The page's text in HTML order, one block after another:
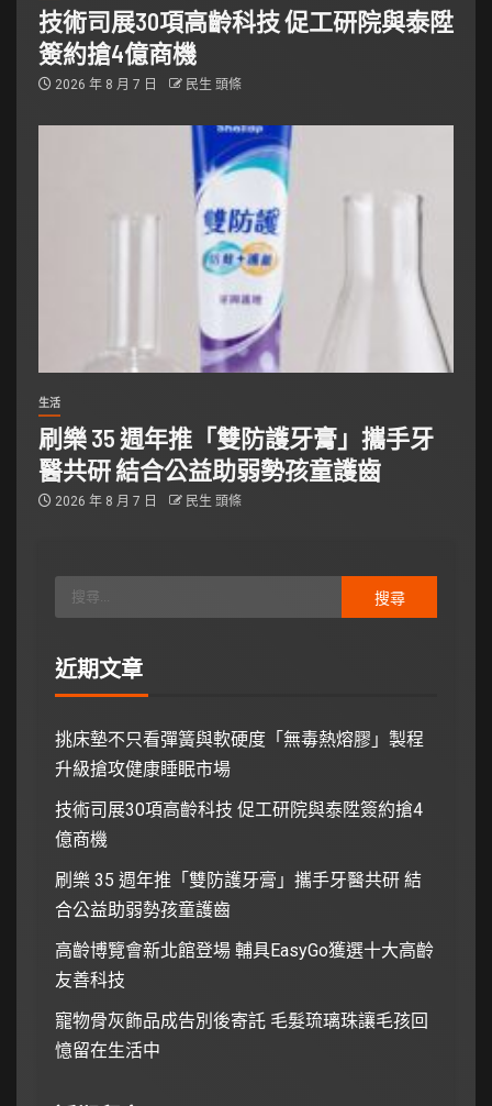
技術司展30項高齡科技 促工研院與泰陞
簽約搶4億商機
2026 年 8 月 7 日 民生 頭條
生活
刷樂 35 週年推「雙防護牙膏」攜手牙
醫共研 結合公益助弱勢孩童護齒
2026 年 8 月 7 日 民生 頭條
近期文章
挑床墊不只看彈簧與軟硬度「無毒熱熔膠」製程
升級搶攻健康睡眠市場
技術司展30項高齡科技 促工研院與泰陞簽約搶4
億商機
刷樂 35 週年推「雙防護牙膏」攜手牙醫共研 結
合公益助弱勢孩童護齒
高齡博覽會新北館登場 輔具EasyGo獲選十大高齡
友善科技
寵物骨灰飾品成告別後寄託 毛髮琉璃珠讓毛孩回
憶留在生活中